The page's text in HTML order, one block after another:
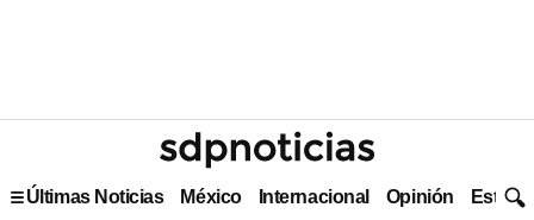
Últimas Noticias México Internacional Opinión Estilo